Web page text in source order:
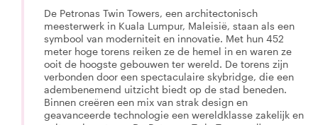
De Petronas Twin Towers, een architectonisch
meesterwerk in Kuala Lumpur, Maleisië, staan als een
symbool van moderniteit en innovatie. Met hun 452
meter hoge torens reiken ze de hemel in en waren ze
ooit de hoogste gebouwen ter wereld. De torens zijn
verbonden door een spectaculaire skybridge, die een
adembenemend uitzicht biedt op de stad beneden.
Binnen creëren een mix van strak design en
geavanceerde technologie een wereldklasse zakelijk en